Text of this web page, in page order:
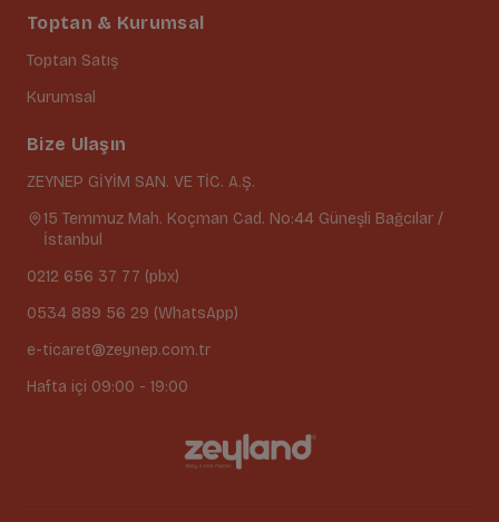
Toptan & Kurumsal
Toptan Satış
Kurumsal
Bize Ulaşın
ZEYNEP GİYİM SAN. VE TİC. A.Ş.
15 Temmuz Mah. Koçman Cad. No:44 Güneşli Bağcılar /
İstanbul
0212 656 37 77 (pbx)
0534 889 56 29 (WhatsApp)
e-ticaret@zeynep.com.tr
Hafta içi 09:00 - 19:00